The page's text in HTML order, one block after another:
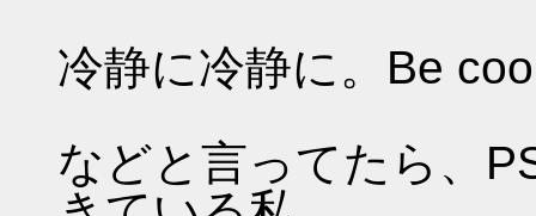
冷静に冷静に。Be
などと言ってたら、